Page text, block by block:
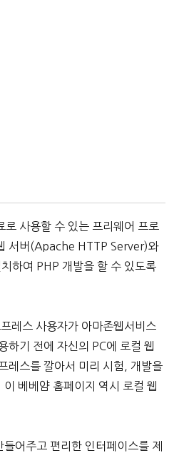
사용할 수 있는 프리웨어 프로
서버(Apache HTTP Server)와
하여 PHP 개발을 할 수 있도록
레스 사용자가 아마존웹서비스
하기 전에 자신의 PC에 로컬 웹
레스를 깔아서 미리 시험, 개발을
베베얌 홈페이지 역시 로컬 웹
들어주고 편리한 인터페이스를 제